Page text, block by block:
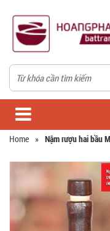
Home » Nậm rượu hai bầu